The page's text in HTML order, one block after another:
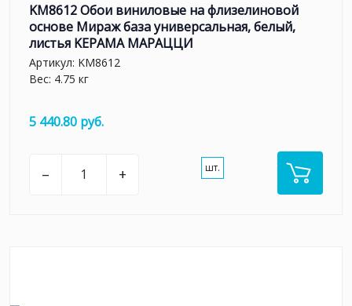
KM8612 Обои виниловые на флизелиновой
основе Мираж база универсальная, белый,
листья KЕРАМА МАРАЦЦИ
Артикул: KM8612
Вес: 4.75 кг
5 440.80 руб.
– + шт.